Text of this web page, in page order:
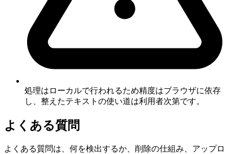
処理はローカルで行われるため精度はブラウザに依存
し、整えたテキストの使い道は利用者次第です。
よくある質問
よくある質問は、何を検出するか、削除の仕組み、アップロ